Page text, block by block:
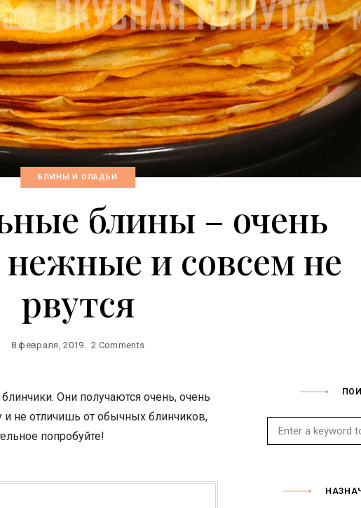
БЛИНЫ И ОЛАДЬИ
блины – очень
и совсем не
рвутся
8 февраля, 2019 2 Comments
Они получаются очень, очень
не отличишь от обычных блинчиков,
попробуйте!